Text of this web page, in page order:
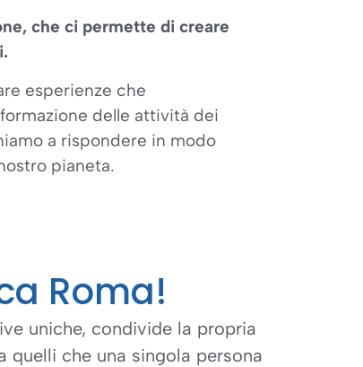
che ci permette di creare
esperienze che
delle attività dei
a rispondere in modo
pianeta.
Roma!
uniche, condivide la propria
quelli che una singola persona